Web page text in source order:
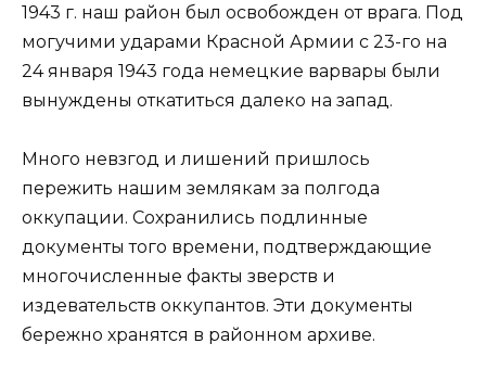
1943 г. наш район был освобожден от врага. Под
могучими ударами Красной Армии с 23-го на
24 января 1943 года немецкие варвары были
вынуждены откатиться далеко на запад.
Много невзгод и лишений пришлось
пережить нашим землякам за полгода
оккупации. Сохранились подлинные
документы того времени, подтверждающие
многочисленные факты зверств и
издевательств оккупантов. Эти документы
бережно хранятся в районном архиве.